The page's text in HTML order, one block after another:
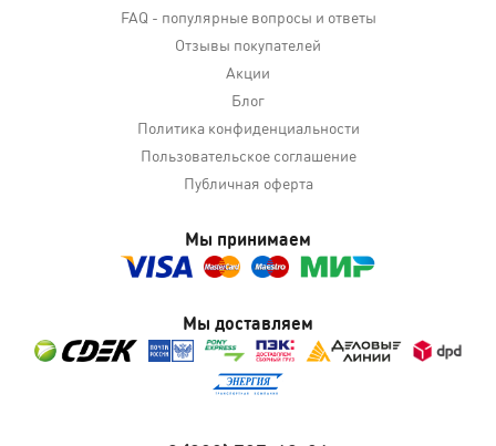
FAQ - популярные вопросы и ответы
Отзывы покупателей
Акции
Блог
Политика конфиденциальности
Пользовательское соглашение
Публичная оферта
Мы принимаем
Мы доставляем